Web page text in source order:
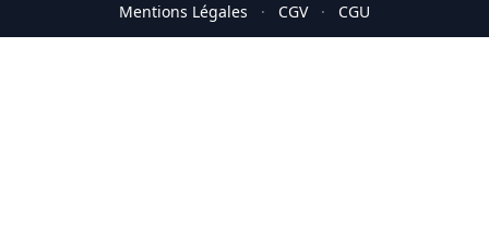
Mentions Légales · CGV · CGU